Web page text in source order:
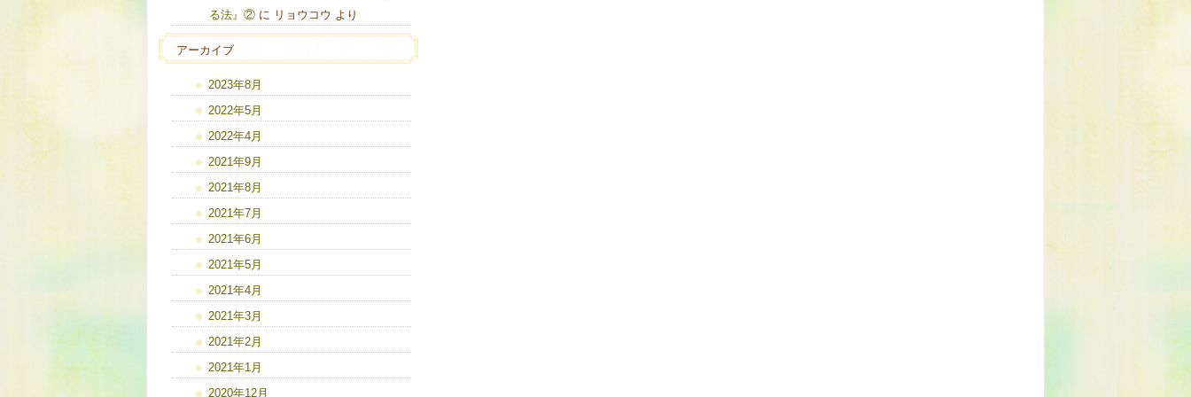
る法』② に リョウコウ より
アーカイブ
2023年8月
2022年5月
2022年4月
2021年9月
2021年8月
2021年7月
2021年6月
2021年5月
2021年4月
2021年3月
2021年2月
2021年1月
2020年12月